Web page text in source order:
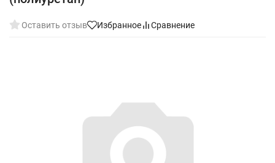
Оставить отзыв Избранное Сравнение